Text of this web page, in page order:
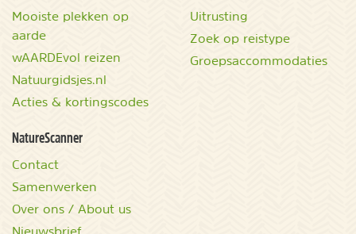
Mooiste plekken op
aarde
wAARDEvol reizen
Natuurgidsjes.nl
Acties & kortingscodes
Uitrusting
Zoek op reistype
Groepsaccommodaties
NatureScanner
Contact
Samenwerken
Over ons / About us
Nieuwsbrief